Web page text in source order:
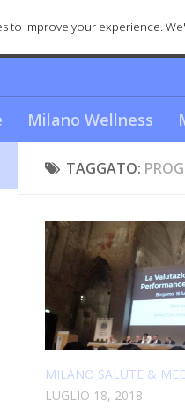
una città unica e
Milano Wellness
TAGGATO:
MILANO SALUTE &
LUGLIO 18, 2018
to improve your experience.